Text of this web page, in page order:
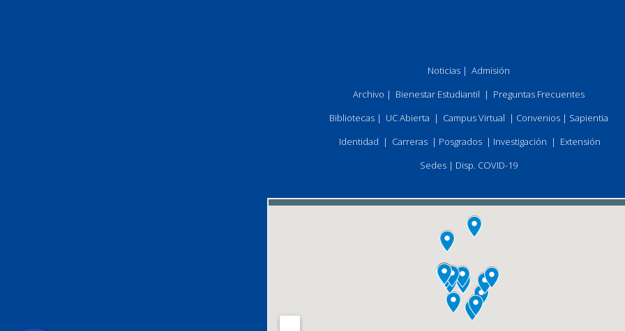
Noticias| Admisión
Archivo | Bienestar Estudiantil | Preguntas Frecuentes
Bibliotecas| UC Abierta | Campus Virtual | Convenios| Sapientia
Identidad | Carreras| Posgrados| Investigación | Extensión
Sedes| Disp. COVID-19